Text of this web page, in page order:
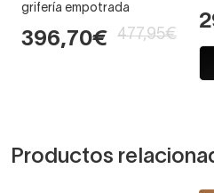
grifería empotrada
396,70€ 477,95€
Productos